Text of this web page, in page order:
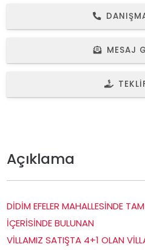
MESAJ
Açıklama
DİDİM EFELER MAHALLESİNDE
İÇERİSİNDE BULUNAN
VİLLAMIZ SATIŞTA 4+1 OLAN